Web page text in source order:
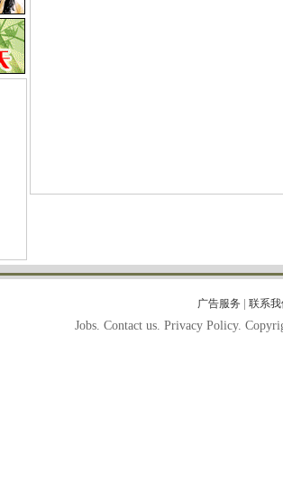
广告服务 | 联系
Jobs. Contact us. Privacy Policy.